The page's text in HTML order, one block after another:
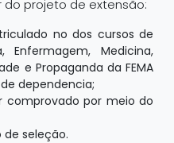
do projeto de extensão:
no dos cursos de
Enfermagem, Medicina,
e Propaganda da FEMA
dependencia;
comprovado por meio do
de seleção.